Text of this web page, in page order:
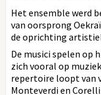
Het ensemble werd
van oorsprong
de oprichting
De musici spelen op
zich vooral op
repertoire loopt van
Monteverdi en